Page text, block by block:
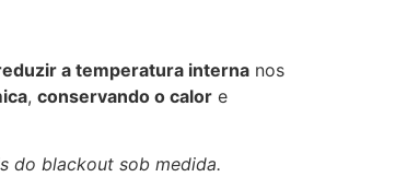
a temperatura interna nos
, conservando o calor e
do blackout sob medida.